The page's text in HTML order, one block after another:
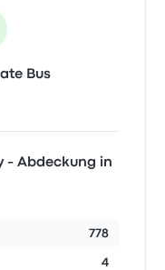
Bus
- Abdeckung in
778
4